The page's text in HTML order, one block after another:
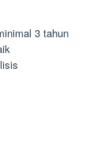
3 tahun